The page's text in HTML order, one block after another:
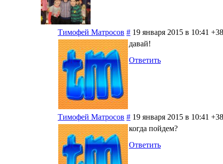
Тимофей Матросов # 19 января 2015 в 10:41 +38
давай!
Ответить
Тимофей Матросов # 19 января 2015 в 10:41 +38
когда пойдем?
Ответить